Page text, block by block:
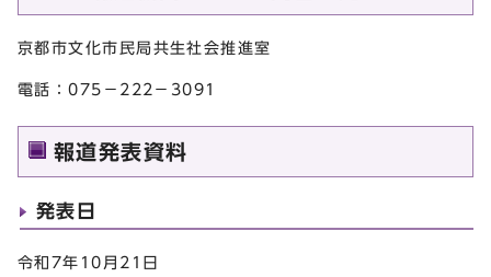
京都市文化市民局共生社会推進室
電話：075－222－3091
報道発表資料
発表日
令和7年10月21日